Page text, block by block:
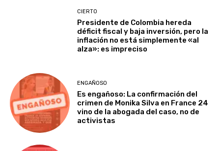
CIERTO
Presidente de Colombia hereda
déficit fiscal y baja inversión, pero la
inflación no está simplemente «al
alza»: es impreciso
ENGAÑOSO
Es engañoso: La confirmación del
crimen de Monika Silva en France 24
vino de la abogada del caso, no de
activistas